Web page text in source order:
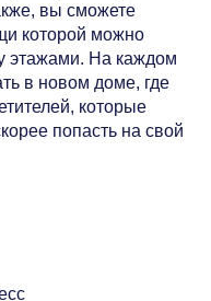
вы сможете
которой можно
этажами. На каждом
в новом доме, где
которые
попасть на свой